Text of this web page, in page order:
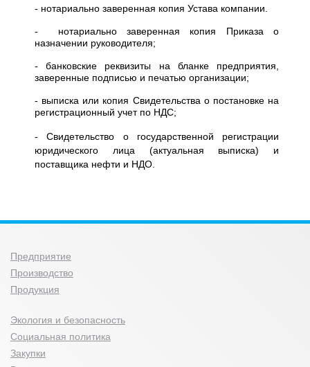
- нотариально заверенная копия Устава компании.
- нотариально заверенная копия Приказа о
назначении руководителя;
- банковские реквизиты на бланке предприятия,
заверенные подписью и печатью организации;
- выписка или копия Свидетельства о постановке на
регистрационный учет по НДС;
- Свидетельство о государственной регистрации
юридического лица (актуальная выписка) и
поставщика нефти и НДО.
Предприятие
Производство
Продукция
Экология и безопасность
Социальная политика
Закупки